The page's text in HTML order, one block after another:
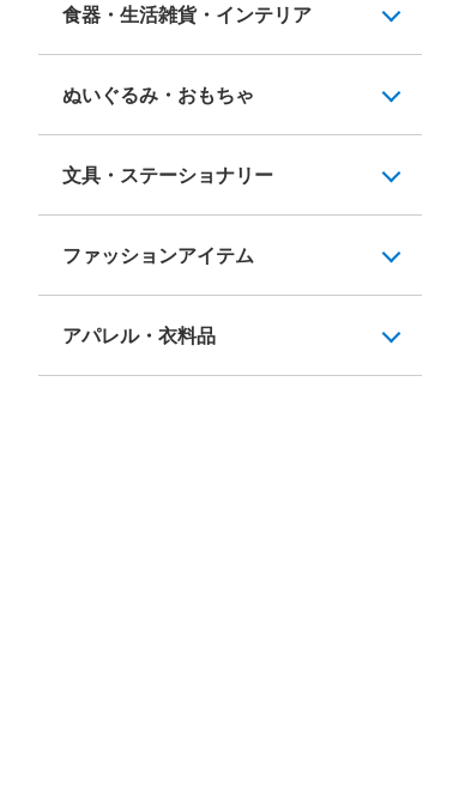
食器・生活雑貨・インテリア
ぬいぐるみ・おもちゃ
文具・ステーショナリー
ファッションアイテム
アパレル・衣料品